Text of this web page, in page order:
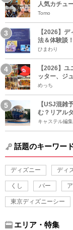
人気カチュ
Tomo
【2026】
法＆体験談
ひまわり
【2026】
ッター、ジ
めっち
【USJ混雑
む？リアル
キャステル編
話題のキーワー
ディズニー ディ
くし バー
東京ディズニーシー
エリア・特集